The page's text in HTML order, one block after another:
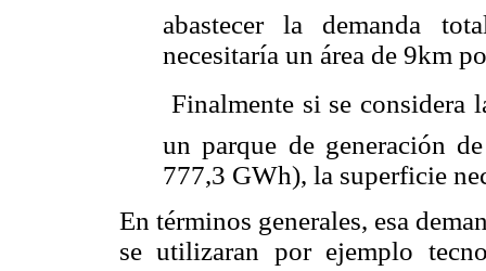
abastecer la demanda
necesitaría un área de 9km
 Finalmente si se
un parque de generación
777,3 GWh), la superficie
En términos generales, esa
se utilizaran por ejemplo